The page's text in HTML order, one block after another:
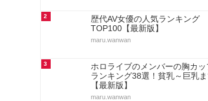
2
歴代AV女優の人気ランキング
TOP100【最新版】
maru.wanwan
3
ホロライブのメンバーの胸カッ
ランキング38選！貧乳～巨乳
【最新版】
maru.wanwan